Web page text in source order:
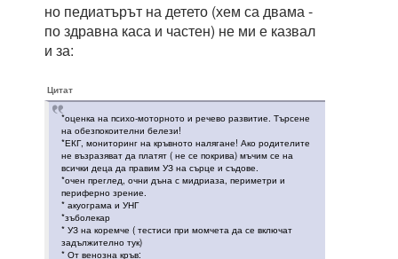
но педиатърът на детето (хем са двама -
по здравна каса и частен) не ми е казвал
и за:
Цитат
*оценка на психо-моторното и речево развитие. Търсене
на обезпокоителни белези!
*ЕКГ, мониторинг на кръвното налягане! Ако родителите
не възразяват да платят ( не се покрива) мъчим се на
всички деца да правим УЗ на сърце и съдове.
*очен преглед, очни дъна с мидриаза, периметри и
периферно зрение.
* акуограма и УНГ
*зъболекар
* УЗ на коремче ( тестиси при момчета да се включат
задължително тук)
* От венозна кръв: